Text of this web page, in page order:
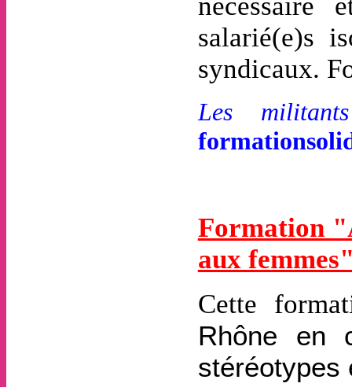
nécessaire
salarié(e)s
syndicaux.
Les
Formation
aux
Cette
Rhône en
stéréotypes